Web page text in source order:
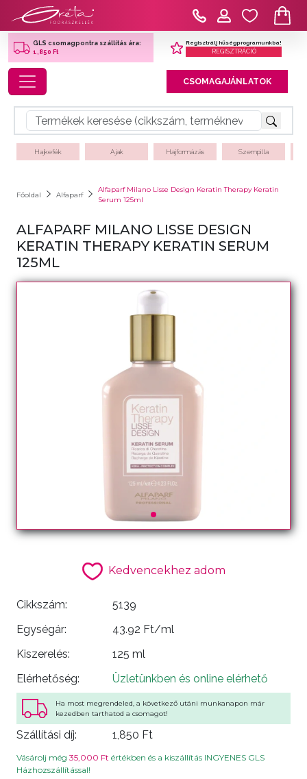
GLS csomagpontra szállítás ára:
1,850 Ft
Regisztrálj hűségprogramunkba!
REGISZTRÁCIÓ
Toggle navigation CSOMAGAJÁNLATOK
Hajkefék Ajak Hajformázás Szempilla
Főoldal Alfaparf
Alfaparf Milano Lisse Design Keratin Therapy Keratin
Serum 125ml
ALFAPARF MILANO LISSE DESIGN
KERATIN THERAPY KERATIN SERUM
125ML
Kedvencekhez adom
Cikkszám:
5139
Egységár:
43.92 Ft/ml
Kiszerelés:
125 ml
Elérhetőség:
Üzletünkben és online elérhető
Ha most megrendeled, a következő utáni munkanapon már
kezedben tarthatod a csomagot!
Szállítási díj: 1,850 Ft
Vásárolj még 35,000 Ft értékben és a kiszállítás INGYENES GLS
Házhozszállítással!